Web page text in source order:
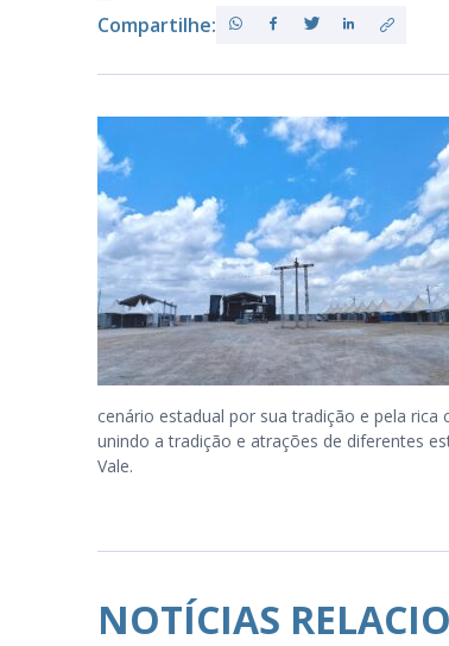
Compartilhe:
cenário estadual por sua tradição e pela
unindo a tradição e atrações de diferentes
Vale.
NOTÍCIAS